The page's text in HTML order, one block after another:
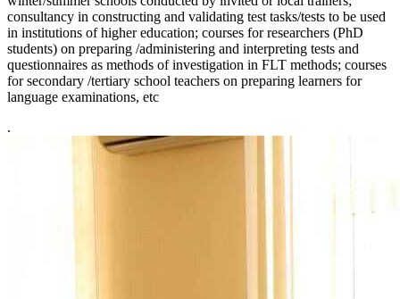
consultancy in constructing and validating test tasks/tests to be used
in institutions of higher education; courses for researchers (PhD
students) on preparing /administering and interpreting tests and
questionnaires as methods of investigation in FLT methods; courses
for secondary /tertiary school teachers on preparing learners for
language examinations, etc
.